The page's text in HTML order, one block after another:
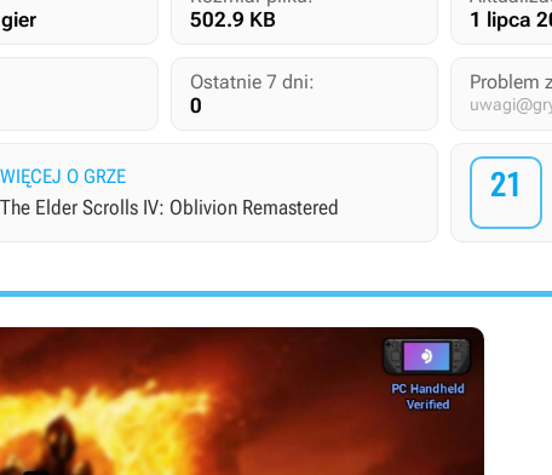
502.9 KB 1 lipca
Ostatnie 7 dni:
0
Problem
WIĘCEJ O GRZE
The Elder Scrolls IV: Oblivion Remastered
21